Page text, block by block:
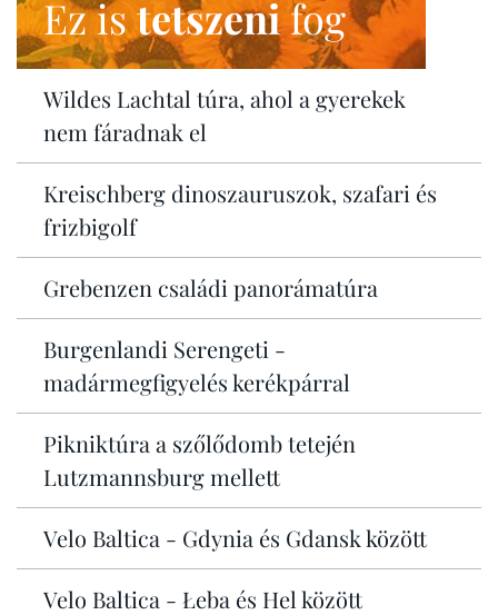
Ez istetszenifog
Wildes Lachtal túra, ahol a gyerekek
nem fáradnak el
Kreischberg dinoszauruszok, szafari és
frizbigolf
Grebenzen családi panorámatúra
Burgenlandi Serengeti -
madármegfigyelés kerékpárral
Pikniktúra a szőlődomb tetején
Lutzmannsburg mellett
Velo Baltica - Gdynia és Gdansk között
Velo Baltica - Łeba és Hel között